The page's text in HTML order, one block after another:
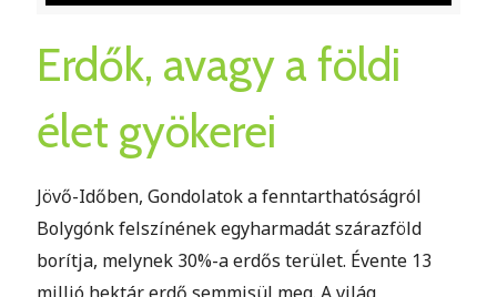
Erdők, avagy a földi
élet gyökerei
Jövő-Időben, Gondolatok a fenntarthatóságról
Bolygónk felszínének egyharmadát szárazföld
borítja, melynek 30%-a erdős terület. Évente 13
millió hektár erdő semmisül meg. A világ